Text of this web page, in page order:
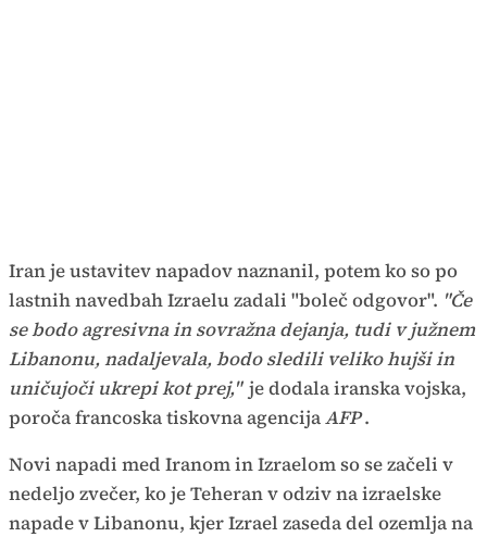
Iran je ustavitev napadov naznanil, potem ko so po
lastnih navedbah Izraelu zadali "boleč odgovor". "Če
se bodo agresivna in sovražna dejanja, tudi v južnem
Libanonu, nadaljevala, bodo sledili veliko hujši in
uničujoči ukrepi kot prej," je dodala iranska vojska,
poroča francoska tiskovna agencijaAFP.
Novi napadi med Iranom in Izraelom so se začeli v
nedeljo zvečer, ko je Teheran v odziv na izraelske
napade v Libanonu, kjer Izrael zaseda del ozemlja na